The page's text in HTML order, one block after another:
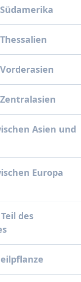
Asien und
Europa
des